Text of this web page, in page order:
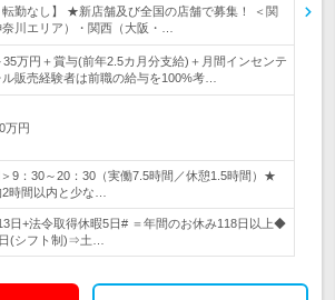
転勤なし】 ★新店舗及び全国の店舗で募集！ ＜関
川エリア）・関西（大阪・…
35万円＋賞与(前年2.5カ月分支給)＋月間インセンテ
販売経験者は前職の給与を100%考…
万円
9：30～20：30（実働7.5時間／休憩1.5時間）★
時間以内と少な…
日+法令取得休暇5日# ＝年間のお休み118日以上◆
(シフト制)⇒土…